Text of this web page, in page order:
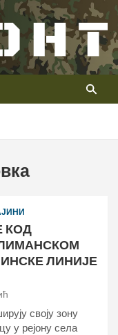
КОД
ЛИНИЈЕ
своју зону
у рејону села